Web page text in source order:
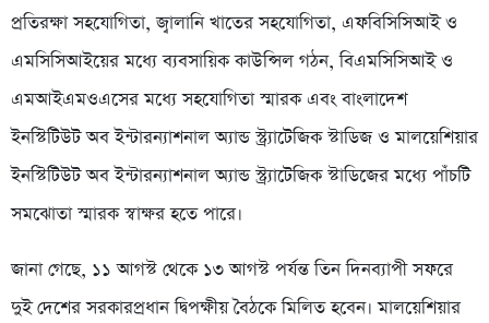
প্রতিরক্ষা সহযোগিতা, জ্বালানি খাতের সহযোগিতা, এফবিসিসিআই ও
এমসিসিআইয়ের মধ্যে ব্যবসায়িক কাউন্সিল গঠন, বিএমসিসিআই ও
এমআইএমওএসের মধ্যে সহযোগিতা স্মারক এবং বাংলাদেশ
ইনস্টিটিউট অব ইন্টারন্যাশনাল অ্যান্ড স্ট্র্যাটেজিক স্টাডিজ ও মালয়েশিয়ার
ইনস্টিটিউট অব ইন্টারন্যাশনাল অ্যান্ড স্ট্র্যাটেজিক স্টাডিজের মধ্যে পাঁচটি
সমঝোতা স্মারক স্বাক্ষর হতে পারে।
জানা গেছে, ১১ আগস্ট থেকে ১৩ আগস্ট পর্যন্ত তিন দিনব্যাপী সফরে
দুই দেশের সরকারপ্রধান দ্বিপক্ষীয় বৈঠকে মিলিত হবেন। মালয়েশিয়ার